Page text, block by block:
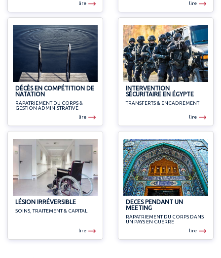
lire
lire
DÉCÈS EN COMPÉTITION DE
NATATION
RAPATRIEMENT DU CORPS &
GESTION ADMINISTRATIVE
lire
INTERVENTION
SÉCURITAIRE EN ÉGYPTE
TRANSFERTS & ENCADREMENT
lire
LÉSION IRRÉVERSIBLE
SOINS, TRAITEMENT & CAPITAL
lire
DECES PENDANT UN
MEETING
RAPATRIEMENT DU CORPS DANS
UN PAYS EN GUERRE
lire